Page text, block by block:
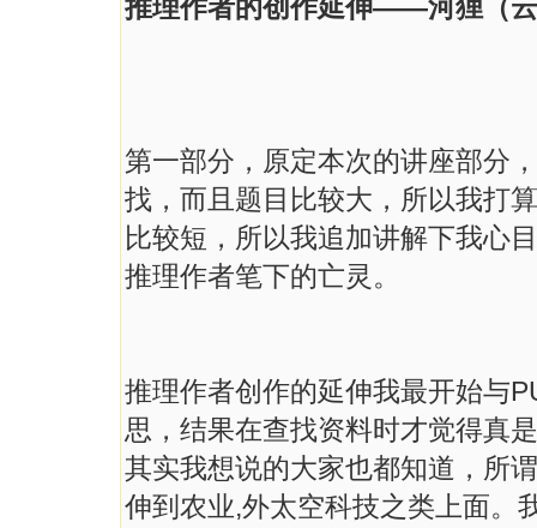
推理作者的创作延伸——河狸（
第一部分，原定本次的讲座部分
找，而且题目比较大，所以我打
比较短，所以我追加讲解下我心
推理作者笔下的亡灵。
推理作者创作的延伸我最开始与
思，结果在查找资料时才觉得真
其实我想说的大家也都知道，所
伸到农业,外太空科技之类上面。